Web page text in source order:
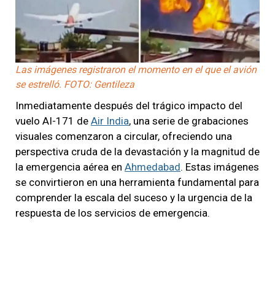
Las imágenes registraron el momento en el que el avión
se estrelló. FOTO: Gentileza
Inmediatamente después del trágico impacto del
vuelo AI-171 de Air India, una serie de grabaciones
visuales comenzaron a circular, ofreciendo una
perspectiva cruda de la devastación y la magnitud de
la emergencia aérea en Ahmedabad. Estas imágenes
se convirtieron en una herramienta fundamental para
comprender la escala del suceso y la urgencia de la
respuesta de los servicios de emergencia.